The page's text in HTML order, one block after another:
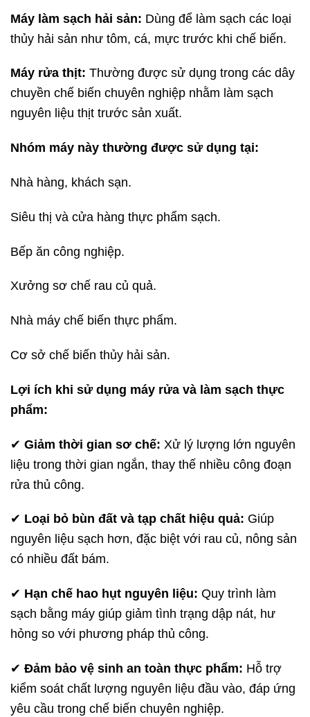
Máy làm sạch hải sản: Dùng để làm sạch các loại
thủy hải sản như tôm, cá, mực trước khi chế biến.
Máy rửa thịt: Thường được sử dụng trong các dây
chuyền chế biến chuyên nghiệp nhằm làm sạch
nguyên liệu thịt trước sản xuất.
Nhóm máy này thường được sử dụng tại:
Nhà hàng, khách sạn.
Siêu thị và cửa hàng thực phẩm sạch.
Bếp ăn công nghiệp.
Xưởng sơ chế rau củ quả.
Nhà máy chế biến thực phẩm.
Cơ sở chế biến thủy hải sản.
Lợi ích khi sử dụng máy rửa và làm sạch thực
phẩm:
✔ Giảm thời gian sơ chế: Xử lý lượng lớn nguyên
liệu trong thời gian ngắn, thay thế nhiều công đoạn
rửa thủ công.
✔ Loại bỏ bùn đất và tạp chất hiệu quả: Giúp
nguyên liệu sạch hơn, đặc biệt với rau củ, nông sản
có nhiều đất bám.
✔ Hạn chế hao hụt nguyên liệu: Quy trình làm
sạch bằng máy giúp giảm tình trạng dập nát, hư
hỏng so với phương pháp thủ công.
✔ Đảm bảo vệ sinh an toàn thực phẩm: Hỗ trợ
kiểm soát chất lượng nguyên liệu đầu vào, đáp ứng
yêu cầu trong chế biến chuyên nghiệp.